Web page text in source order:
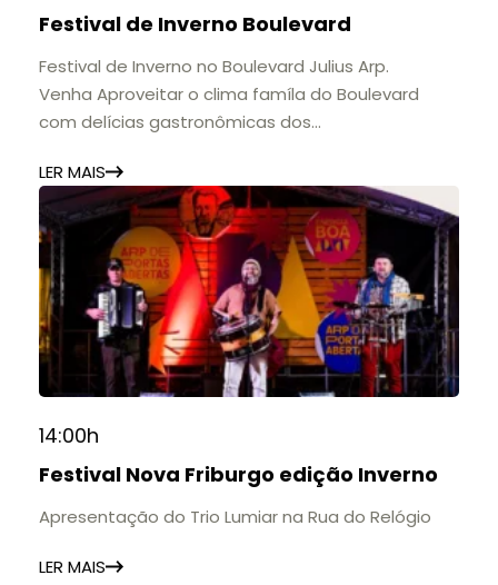
11h às 17h
🎟️ Entrada gratuita.
Festival de Inverno Boulevard
Festival de Inverno no Boulevard Julius Arp.
Venha Aproveitar o clima famíla do Boulevard
com delícias gastronômicas dos
LER MAIS
14:00h
Festival Nova Friburgo edição Inverno
Apresentação do Trio Lumiar na Rua do Relógio
LER MAIS